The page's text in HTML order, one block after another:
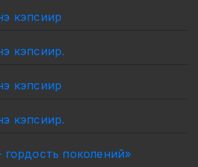
кэпсиир
кэпсиир.
кэпсиир
кэпсиир.
гордость поколений»